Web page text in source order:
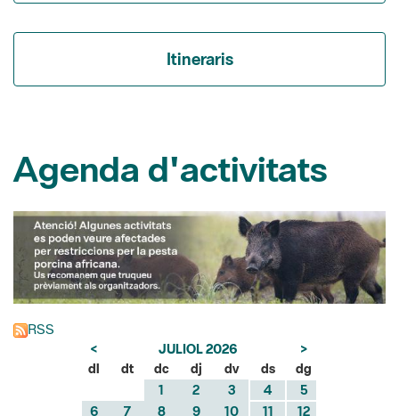
RSS
< JULIOL 2026
>
dl
dt dc dj dv ds
dg
6
8 9 10
12
13
14 15 16 17 18
19
22 23 24 25
26
27
28 29 30 31